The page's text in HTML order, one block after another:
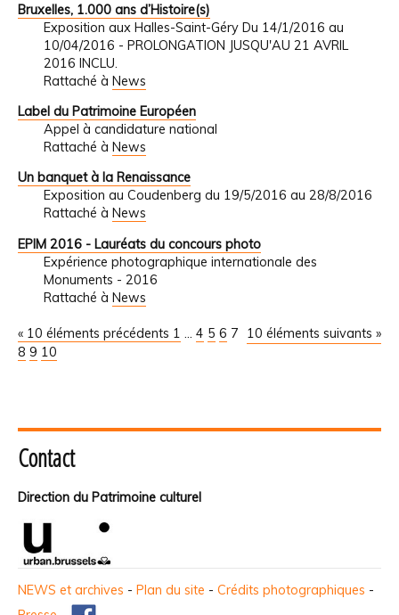
Bruxelles, 1.000 ans d’Histoire(s)
Exposition aux Halles-Saint-Géry Du 14/1/2016 au
10/04/2016 - PROLONGATION JUSQU'AU 21 AVRIL
2016 INCLU.
Rattaché à News
Label du Patrimoine Européen
Appel à candidature national
Rattaché à News
Un banquet à la Renaissance
Exposition au Coudenberg du 19/5/2016 au 28/8/2016
Rattaché à News
EPIM 2016 - Lauréats du concours photo
Expérience photographique internationale des
Monuments - 2016
Rattaché à News
« 10 éléments précédents 10 éléments suivants »
1 ... 4 5 6 7
8 9 10
Contact
Direction du Patrimoine culturel
NEWS et archives - Plan du site - Crédits photographiques -